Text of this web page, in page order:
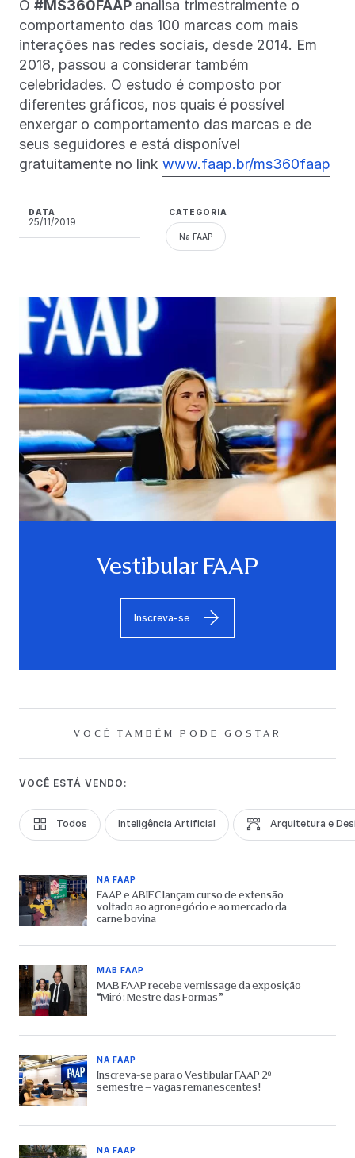
O #MS360FAAP analisa trimestralmente o
comportamento das 100 marcas com mais
interações nas redes sociais, desde 2014. Em
2018, passou a considerar também
celebridades. O estudo é composto por
diferentes gráficos, nos quais é possível
enxergar o comportamento das marcas e de
seus seguidores e está disponível
gratuitamente no link www.faap.br/ms360faap
DATA
25/11/2019
CATEGORIA
Na FAAP
Vestibular FAAP
Inscreva-se
VOCÊ TAMBÉM PODE GOSTAR
VOCÊ ESTÁ VENDO:
Todos Inteligência Artificial Arquitetura e
NA FAAP
FAAP e ABIEC lançam curso de extensão
voltado ao agronegócio e ao mercado da
carne bovina
MAB FAAP
MAB FAAP recebe vernissage da exposição
“Miró: Mestre das Formas”
NA FAAP
Inscreva-se para o Vestibular FAAP 2º
semestre – vagas remanescentes!
NA FAAP